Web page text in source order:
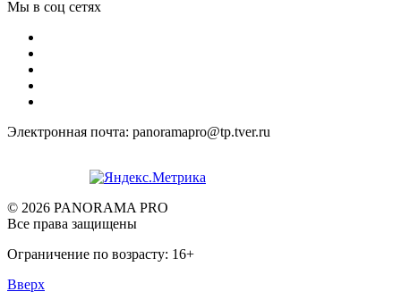
Мы в соц сетях
Электронная почта: panoramapro@tp.tver.ru
© 2026 PANORAMA PRO
Все права защищены
Ограничение по возрасту: 16+
Вверх